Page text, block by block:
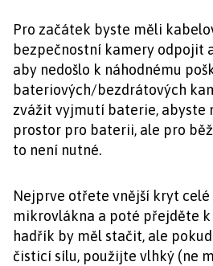
Pro začátek byste měli
bezpečnostní kamery odpojit
aby nedošlo k náhodnému
bateriových/bezdrátových
zvážit vyjmutí baterie, abyste
prostor pro baterii, ale pro
to není nutné.
Nejprve otřete vnější kryt
mikrovlákna a poté přejděte
hadřík by měl stačit, ale
čisticí sílu, použijte vlhký (ne